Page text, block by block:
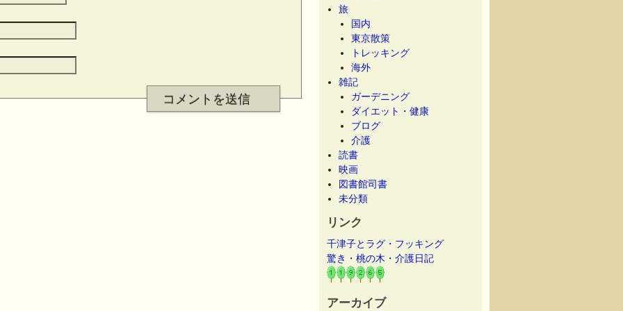
旅
国内
東京散策
トレッキング
海外
雑記
ガーデニング
ダイエット・健康
ブログ
介護
読書
映画
図書館司書
未分類
リンク
千津子とラグ・フッキング
驚き・桃の木・介護日記
アーカイブ